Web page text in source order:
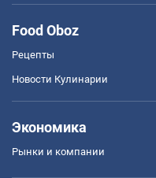
Food Oboz
Рецепты
Новости Кулинарии
Экономика
Рынки и компании